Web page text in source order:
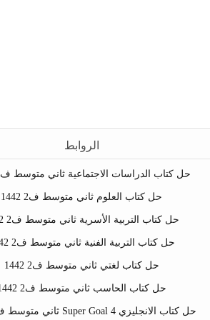
الروابط
حل كتاب الدراسات الاجتماعية ثاني متوسط ف2 1442
حل كتاب العلوم ثاني متوسط ف2 1442
حل كتاب التربية الأسرية ثاني متوسط ف2 1442
حل كتاب التربية الفنية ثاني متوسط ف2 1442
حل كتاب لغتي ثاني متوسط ف2 1442
حل كتاب الحاسب ثاني متوسط ف2 1442
حل كتاب الانجليزي Super Goal 4 ثاني متوسط ف2 1442